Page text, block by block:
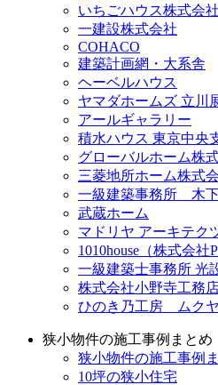
いちごハウス株式会社
一建設株式会社
COHACO
建築計画網・大系舎
ヘーベルハウス
ヤマダホームズ 立川
アールギャラリー
積水ハウス 東京中央
グローバルホーム株
三菱地所ホーム株式
一級建築事務所 木
武蔵ホーム
マドリヤ アーキテク
1010house（株式会社
一級建築士事務所 光
株式会社小野寺工務
ひのき乃工房 ムク
狭小物件の施工事例まとめ
狭小物件の施工事例
10坪の狭小住宅